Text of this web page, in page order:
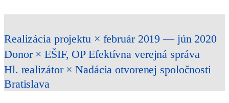
Realizácia projektu × február 2019 — jún 2020
Donor × EŠIF, OP Efektívna verejná správa
Hl. realizátor × Nadácia otvorenej spoločnosti
Bratislava